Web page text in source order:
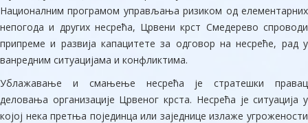
Националним програмом управљања ризиком од елементарних
непогода и других несрећа, Црвени крст Смедерево спроводи
припреме и развија капацитете за одговор на несреће, рад у
ванредним ситуацијама и конфликтима.
Ублажавање и смањење несрећа је стратешки правац
деловања организације Црвеног крста. Несрећа је ситуација у
којој нека претња појединца или заједнице излаже угрожености